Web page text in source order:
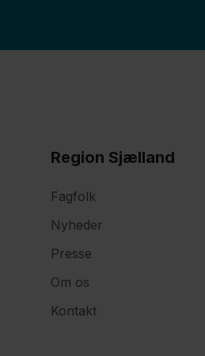
Region Sjælland
Fagfolk
Nyheder
Presse
Om os
Kontakt